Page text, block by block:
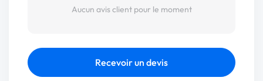
Aucun avis client pour le moment
Recevoir un devis